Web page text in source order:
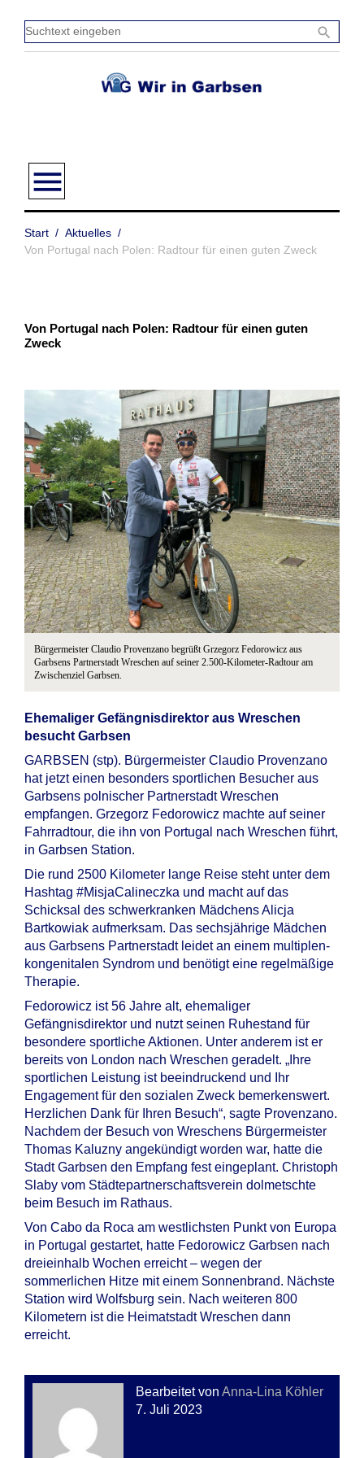
Inhalt
springen
search
menu
Start / Aktuelles /
Von Portugal nach Polen: Radtour für einen guten Zweck
Von Portugal nach Polen: Radtour für einen guten
Zweck
Bürgermeister Claudio Provenzano begrüßt Grzegorz Fedorowicz aus
Garbsens Partnerstadt Wreschen auf seiner 2.500-Kilometer-Radtour am
Zwischenziel Garbsen.
Ehemaliger Gefängnisdirektor aus Wreschen
besucht Garbsen
GARBSEN (stp). Bürgermeister Claudio Provenzano
hat jetzt einen besonders sportlichen Besucher aus
Garbsens polnischer Partnerstadt Wreschen
empfangen. Grzegorz Fedorowicz machte auf seiner
Fahrradtour, die ihn von Portugal nach Wreschen führt,
in Garbsen Station.
Die rund 2500 Kilometer lange Reise steht unter dem
Hashtag #MisjaCalineczka und macht auf das
Schicksal des schwerkranken Mädchens Alicja
Bartkowiak aufmerksam. Das sechsjährige Mädchen
aus Garbsens Partnerstadt leidet an einem multiplen-
kongenitalen Syndrom und benötigt eine regelmäßige
Therapie.
Fedorowicz ist 56 Jahre alt, ehemaliger
Gefängnisdirektor und nutzt seinen Ruhestand für
besondere sportliche Aktionen. Unter anderem ist er
bereits von London nach Wreschen geradelt. „Ihre
sportlichen Leistung ist beeindruckend und Ihr
Engagement für den sozialen Zweck bemerkenswert.
Herzlichen Dank für Ihren Besuch“, sagte Provenzano.
Nachdem der Besuch von Wreschens Bürgermeister
Thomas Kaluzny angekündigt worden war, hatte die
Stadt Garbsen den Empfang fest eingeplant. Christoph
Slaby vom Städtepartnerschaftsverein dolmetschte
beim Besuch im Rathaus.
Von Cabo da Roca am westlichsten Punkt von Europa
in Portugal gestartet, hatte Fedorowicz Garbsen nach
dreieinhalb Wochen erreicht – wegen der
sommerlichen Hitze mit einem Sonnenbrand. Nächste
Station wird Wolfsburg sein. Nach weiteren 800
Kilometern ist die Heimatstadt Wreschen dann
erreicht.
Bearbeitet von Anna-Lina Köhler
7. Juli 2023